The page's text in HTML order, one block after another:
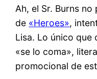
Ah, el Sr. Burns
de «Heroes»,
Lisa. Lo único que
«se lo coma»,
promocional de